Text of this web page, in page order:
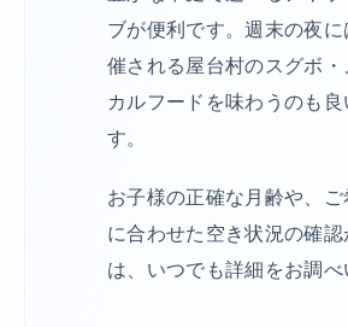
ブが便利です。週末の夜
催される屋台村のスグボ
カルフードを味わうのも良
す。
お子様の正確な月齢や、
に合わせた空き状況の確
は、いつでも詳細をお調べ